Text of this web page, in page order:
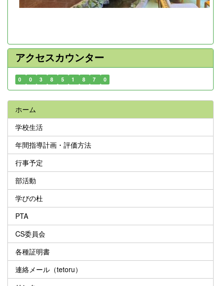
アクセスカウンター
0 0 3 8 5 1 8 7 0
ホーム
学校生活
年間指導計画・評価方法
行事予定
部活動
学びの杜
PTA
CS委員会
各種証明書
連絡メール（tetoru）